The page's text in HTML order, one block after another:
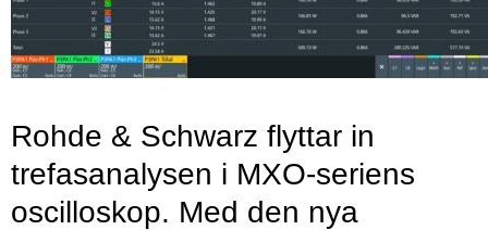
Rohde & Schwarz flyttar in
trefasanalysen i MXO-seriens
oscilloskop. Med den nya